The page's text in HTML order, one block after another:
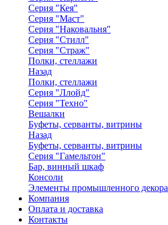
Серия "Кея"
Серия "Маст"
Серия "Наковальня"
Серия "Стилл"
Серия "Страж"
Полки, стеллажи
Назад
Полки, стеллажи
Серия "Ллойд"
Серия "Техно"
Вешалки
Буфеты, серванты, витрины
Назад
Буфеты, серванты, витрины
Серия "Гамельтон"
Бар, винный шкаф
Консоли
Элементы промышленного декора
Компания
Оплата и доставка
Контакты